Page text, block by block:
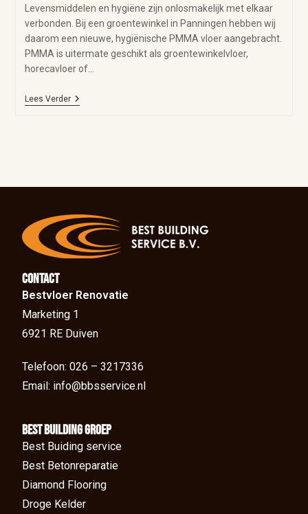
Levensmiddelen en hygiëne zijn onlosmakelijk met elkaar
verbonden. Bij een groentewinkel in Panningen hebben wij
daarom een nieuwe, hygiënische PMMA vloer aangebracht.
PMMA is uitermate geschikt als groentewinkelvloer,
horecavloer of…
Lees Verder
Contact
Bestvloer Renovatie
Marketing 1
6921 RE Duiven
Telefoon: 026 – 3217336
Email: info@bbsservice.nl
BEst Building groep
Best Buiding service
Best Betonreparatie
Diamond Flooring
Droge Kelder